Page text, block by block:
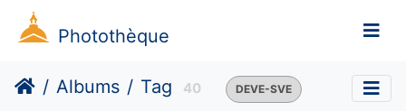
Photothèque
Albums Tag 40 DEVE-SVE